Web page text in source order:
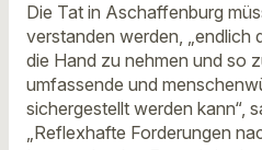
Die Tat in Aschaffenburg
verstanden werden, „endlich
die Hand zu nehmen und so
umfassende und
sichergestellt werden kann“,
„Reflexhafte Forderungen